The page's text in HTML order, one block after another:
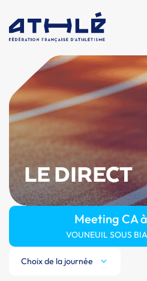
LE DIRECT
Meeting CA
VOUNEUIL SOUS
Choix de la journée